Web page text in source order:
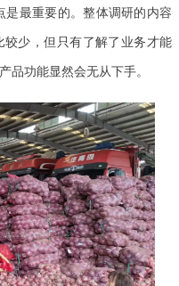
是最重要的。整体调研的内容
少，但只有了解了业务才能
品功能显然会无从下手。